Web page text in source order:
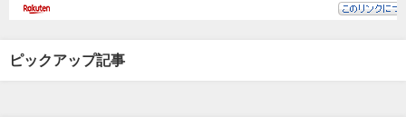
ピックアップ記事